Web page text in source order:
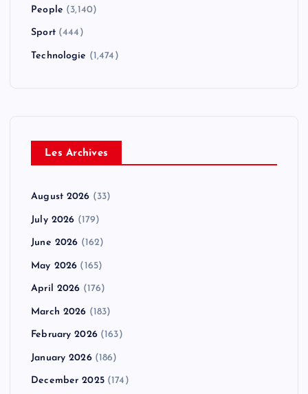
People (3,140)
Sport(444)
Technologie (1,474)
Les Archives
August 2026 (33)
July 2026 (179)
June 2026 (162)
May 2026 (165)
April 2026 (176)
March 2026 (183)
February 2026(163)
January 2026(186)
December 2025(174)